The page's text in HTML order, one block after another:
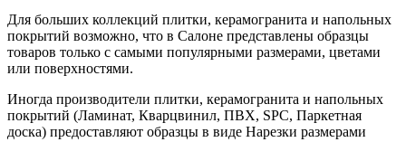
Для больших коллекций плитки, керамогранита и напольных
покрытий возможно, что в Салоне представлены образцы
товаров только с самыми популярными размерами, цветами
или поверхностями.
Иногда производители плитки, керамогранита и напольных
покрытий (Ламинат, Кварцвинил, ПВХ, SPC, Паркетная
доска) предоставляют образцы в виде Нарезки размерами